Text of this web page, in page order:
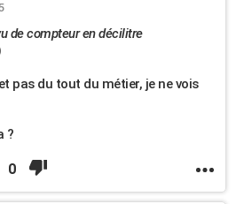
de compteur en décilitre
pas du tout du métier, je ne vois
?
0